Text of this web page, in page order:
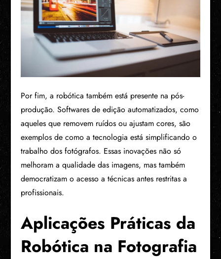
Por fim, a robótica também está presente na pós-
produção. Softwares de edição automatizados, como
aqueles que removem ruídos ou ajustam cores, são
exemplos de como a tecnologia está simplificando o
trabalho dos fotógrafos. Essas inovações não só
melhoram a qualidade das imagens, mas também
democratizam o acesso a técnicas antes restritas a
profissionais.
Aplicações Práticas da
Robótica na Fotografia